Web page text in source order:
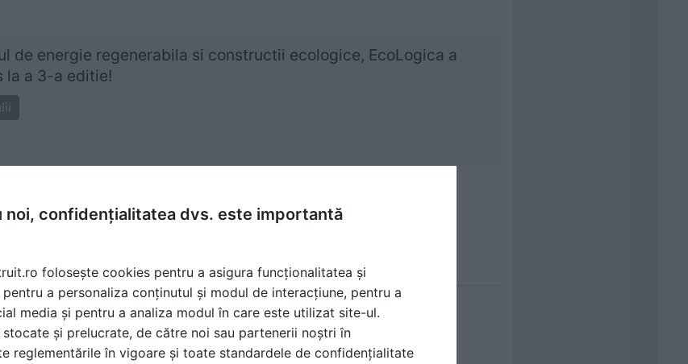
de energie regenerabila si constructii ecologice, EcoLogica a
la a 3-a editie!
noi, confidențialitatea dvs. este importantă
folosește cookies pentru a asigura funcționalitatea și
a personaliza conținutul și modul de interacțiune, pentru a
media și pentru a analiza modul în care este utilizat site-ul.
și prelucrate, de către noi sau partenerii noștri în
reglementările în vigoare și toate standardele de confidențialitate